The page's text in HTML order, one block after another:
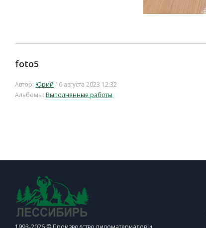
foto5
Автор: Юрий 16 августа 2023 12:32
Альбомы: Выполненные работы